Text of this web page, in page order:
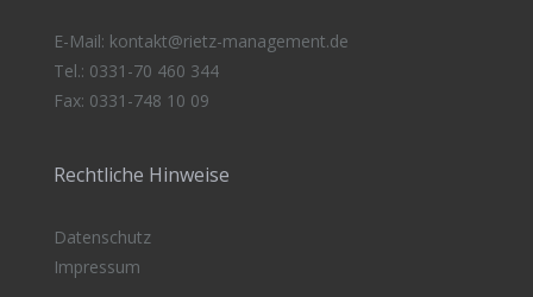
E-Mail: kontakt@rietz-management.de
Tel.: 0331-70 460 344
Fax: 0331-748 10 09
Rechtliche Hinweise
Datenschutz
Impressum